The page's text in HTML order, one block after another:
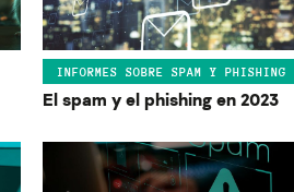
INFORMES SOBRE SPAM Y PHISHING
El spam y el phishing en 2023